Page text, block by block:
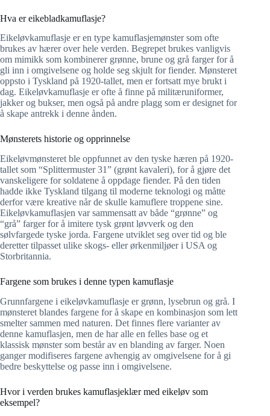
Hva er eikebladkamuflasje?
Eikeløvkamuflasje er en type kamuflasjemønster som ofte
brukes av hærer over hele verden. Begrepet brukes vanligvis
om mimikk som kombinerer grønne, brune og grå farger for å
gli inn i omgivelsene og holde seg skjult for fiender. Mønsteret
oppsto i Tyskland på 1920-tallet, men er fortsatt mye brukt i
dag. Eikeløvkamuflasje er ofte å finne på militæruniformer,
jakker og bukser, men også på andre plagg som er designet for
å skape antrekk i denne ånden.
Mønsterets historie og opprinnelse
Eikeløvmønsteret ble oppfunnet av den tyske hæren på 1920-
tallet som “Splittermuster 31” (grønt kavaleri), for å gjøre det
vanskeligere for soldatene å oppdage fiender. På den tiden
hadde ikke Tyskland tilgang til moderne teknologi og måtte
derfor være kreative når de skulle kamuflere troppene sine.
Eikeløvkamuflasjen var sammensatt av både “grønne” og
“grå” farger for å imitere tysk grønt løvverk og den
sølvfargede tyske jorda. Fargene utviklet seg over tid og ble
deretter tilpasset ulike skogs- eller ørkenmiljøer i USA og
Storbritannia.
Fargene som brukes i denne typen kamuflasje
Grunnfargene i eikeløvkamuflasje er grønn, lysebrun og grå. I
mønsteret blandes fargene for å skape en kombinasjon som lett
smelter sammen med naturen. Det finnes flere varianter av
denne kamuflasjen, men de har alle en felles base og et
klassisk mønster som består av en blanding av farger. Noen
ganger modifiseres fargene avhengig av omgivelsene for å gi
bedre beskyttelse og passe inn i omgivelsene.
Hvor i verden brukes kamuflasjeklær med eikeløv som
eksempel?